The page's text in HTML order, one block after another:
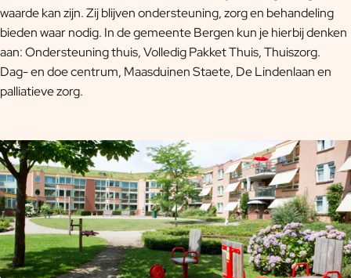
waarde kan zijn. Zij blijven ondersteuning, zorg en behandeling
bieden waar nodig. In de gemeente Bergen kun je hierbij denken
aan: Ondersteuning thuis, Volledig Pakket Thuis, Thuiszorg.
Dag- en doe centrum, Maasduinen Staete, De Lindenlaan en
palliatieve zorg.